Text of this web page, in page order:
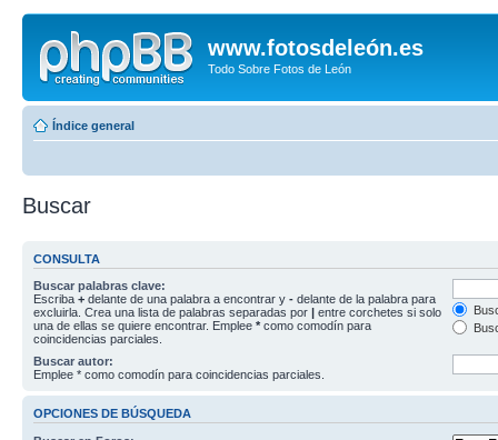
www.fotosdeleón.es
Todo Sobre Fotos de León
Índice general
Buscar
CONSULTA
Buscar palabras clave:
Escriba + delante de una palabra a encontrar y - delante de la palabra para
excluirla. Crea una lista de palabras separadas por | entre corchetes si solo
una de ellas se quiere encontrar. Emplee * como comodín para
coincidencias parciales.
Buscar autor:
Emplee * como comodín para coincidencias parciales.
OPCIONES DE BÚSQUEDA